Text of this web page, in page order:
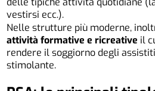
vestirsi ecc.).
Nelle strutture più moderne,
attività formative e ricreative il
rendere il soggiorno degli
stimolante.